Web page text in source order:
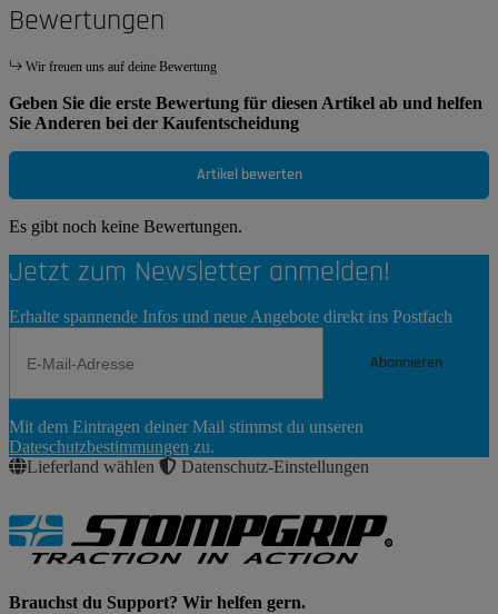
Bewertungen
Wir freuen uns auf deine Bewertung
Geben Sie die erste Bewertung für diesen Artikel ab und helfen
Sie Anderen bei der Kaufentscheidung
Artikel bewerten
Es gibt noch keine Bewertungen.
Jetzt zum Newsletter anmelden!
Erhalte spannende Infos und neue Angebote direkt ins Postfach
Abonnieren
Abonnieren
Mit dem Eintragen deiner Mail stimmst du unseren
Dateschutzbestimmungen zu.
Lieferland wählen
Datenschutz-Einstellungen
Brauchst du Support? Wir helfen gern.